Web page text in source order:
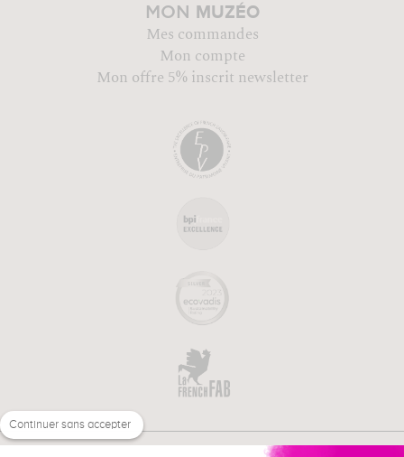
MON MUZÉO
Mes commandes
Mon compte
Mon offre 5% inscrit newsletter
Continuer sans accepter